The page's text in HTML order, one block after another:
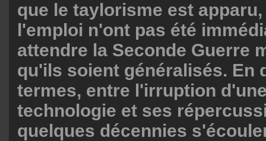
que le taylorisme est
l'emploi n'ont pas été
attendre la Seconde Guerre
qu'ils soient généralisés. En
termes, entre l'irruption
technologie et ses
quelques décennies